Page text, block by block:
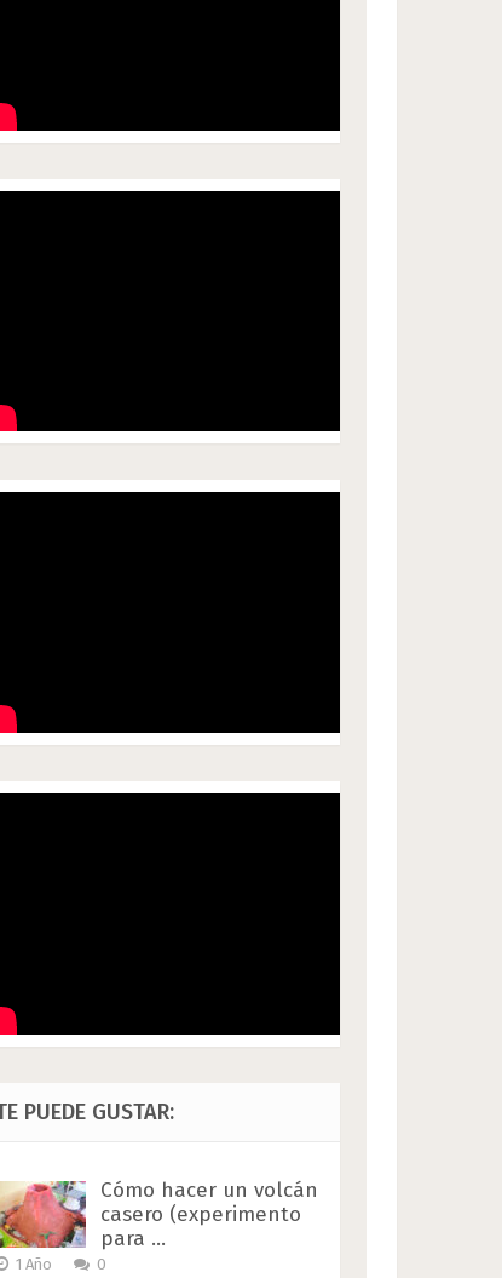
PUEDE GUSTAR:
Cómo hacer un volcán
casero (experimento
para …
1 Año 0